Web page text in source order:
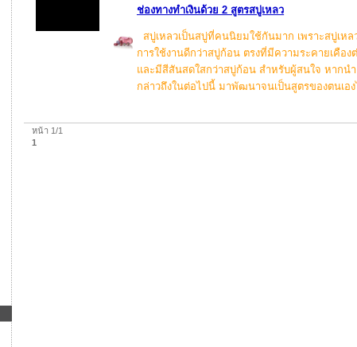
ช่องทางทำเงินด้วย 2 สูตรสบู่เหลว
สบู่เหลวเป็นสบู่ที่คนนิยมใช้กันมาก เพราะสบู่เห
การใช้งานดีกว่าสบู่ก้อน ตรงที่มีความระคายเคือง
และมีสีสันสดใสกว่าสบู่ก้อน สำหรับผู้สนใจ หากน
กล่าวถึงในต่อไปนี้ มาพัฒนาจนเป็นสูตรของตนเอง
หน้า 1/1
1